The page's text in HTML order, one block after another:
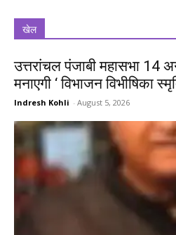
खेल
उत्तरांचल पंजाबी महासभा 14
मनाएगी ‘ विभाजन विभीषिका
Indresh Kohli - August 5, 2026